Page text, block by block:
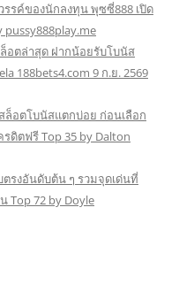
รค์ของนักลงทุน พุซซี่888 เปิด
อตล่าสุด ฝากน้อยรับโบนัส
188bets4.com 9 ก.ย. 2569
ล็อตโบนัสแตกบ่อย ก่อนเลือก
ดิตฟรี Top 35 by Dalton
ตรงอันดับต้น ๆ รวมจุดเด่นที่
Top 72 by Doyle